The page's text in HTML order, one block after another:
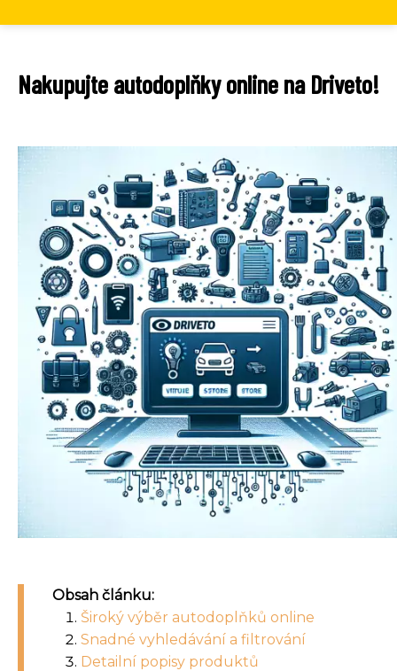
Nakupujte autodoplňky online na Driveto!
Obsah článku:
Široký výběr autodoplňků online
Snadné vyhledávání a filtrování
Detailní popisy produktů